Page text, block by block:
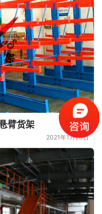
臂货架
2021年1月20日